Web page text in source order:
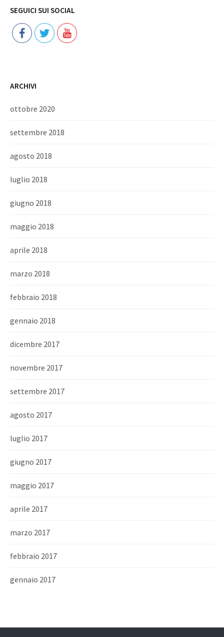
SEGUICI SUI SOCIAL
ARCHIVI
ottobre 2020
settembre 2018
agosto 2018
luglio 2018
giugno 2018
maggio 2018
aprile 2018
marzo 2018
febbraio 2018
gennaio 2018
dicembre 2017
novembre 2017
settembre 2017
agosto 2017
luglio 2017
giugno 2017
maggio 2017
aprile 2017
marzo 2017
febbraio 2017
gennaio 2017